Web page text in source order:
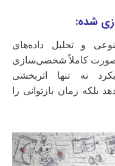
شده:
و تحلیل داده‌های
کاملاً شخصی‌سازی
نه تنها اثربخشی
بلکه زمان بازتوانی را